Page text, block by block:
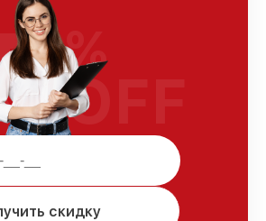
скидку
%
OFF